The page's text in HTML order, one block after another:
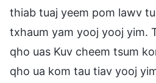
thiab tuaj yeem pom lawv
txhaum yam yooj yooj yim.
qho uas Kuv cheem tsum
qho ua kom tau tiav yooj